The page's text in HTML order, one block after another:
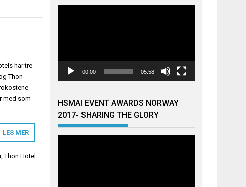
har tre
Thon
med som
LES MER
,Thon Hotel
00:00 05:58
HSMAI EVENT AWARDS NORWAY
2017- SHARING THE GLORY